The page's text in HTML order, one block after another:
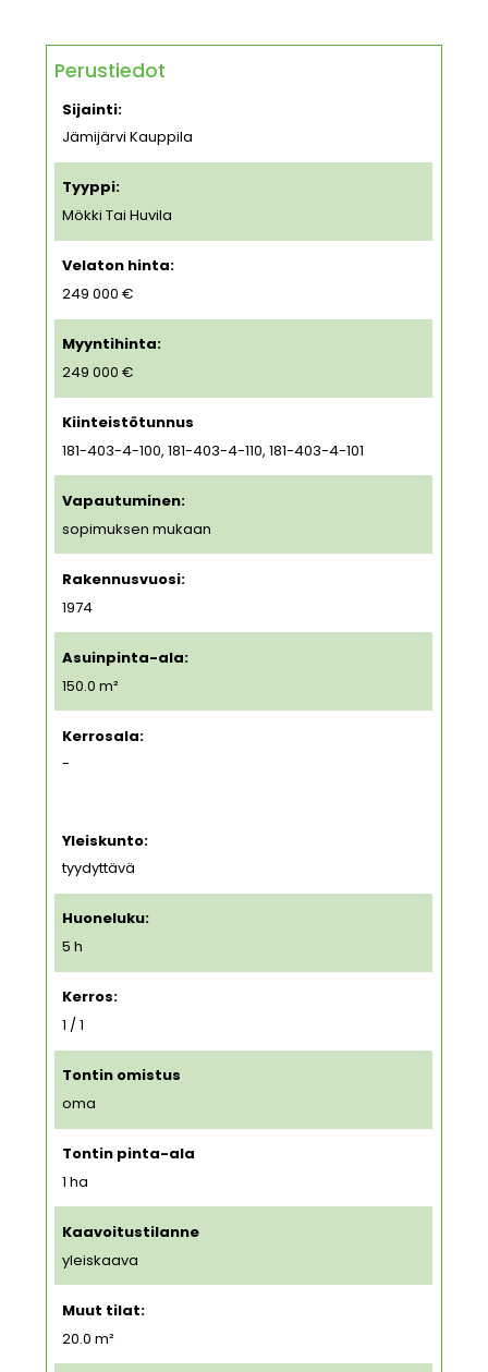
Perustiedot
Sijainti:
Jämijärvi Kauppila
Tyyppi:
Mökki Tai Huvila
Velaton hinta:
249 000 €
Myyntihinta:
249 000 €
Kiinteistötunnus
181-403-4-100, 181-403-4-110, 181-403-4-101
Vapautuminen:
sopimuksen mukaan
Rakennusvuosi:
1974
Asuinpinta-ala:
150.0 m²
Kerrosala:
-
Yleiskunto:
tyydyttävä
Huoneluku:
5 h
Kerros:
1 / 1
Tontin omistus
oma
Tontin pinta-ala
1ha
Kaavoitustilanne
yleiskaava
Muut tilat:
20.0 m²